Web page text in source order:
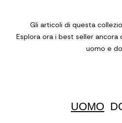
Gli articoli di questa
Esplora ora i best seller
uomo e
UOMO